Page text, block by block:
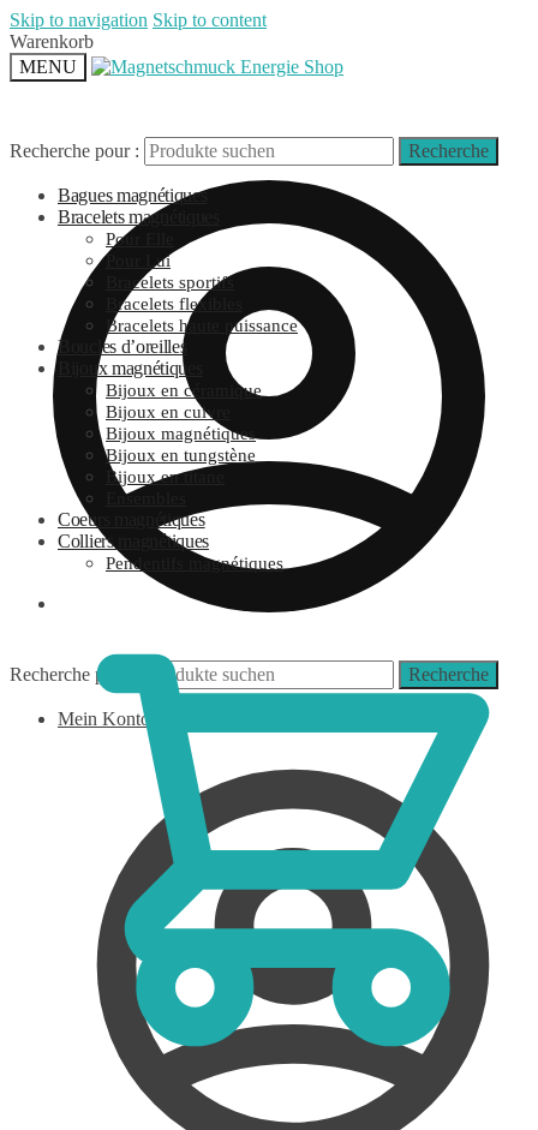
Skip to navigation Skip to content
Warenkorb
MENU
Recherche pour : Recherche
Mein Konto
Recherche pour : Recherche
Bagues magnétiques
Bracelets magnétiques
Pour Elle
Pour Lui
Bracelets sportifs
Bracelets flexibles
Bracelets haute puissance
Boucles d’oreilles
Bijoux magnétiques
Bijoux en céramique
Bijoux en cuivre
Bijoux magnétiques
Bijoux en tungstène
Bijoux en titane
Ensembles
Coeurs magnétiques
Colliers magnétiques
Pendentifs magnétiques